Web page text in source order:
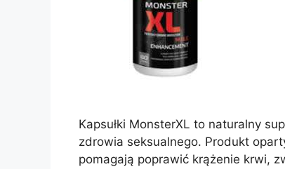
Kapsułki MonsterXL to naturalny
zdrowia seksualnego. Produkt
pomagają poprawić krążenie krwi,